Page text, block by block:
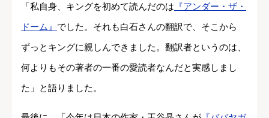
「私自身、キングを初めて読んだのは 『アンダー・ザ・
ドーム』 でした。それも白石さんの翻訳で、そこから
ずっとキングに親しんできました。翻訳者というのは、
何よりもその著者の一番の愛読者なんだと実感しまし
た」と語りました。